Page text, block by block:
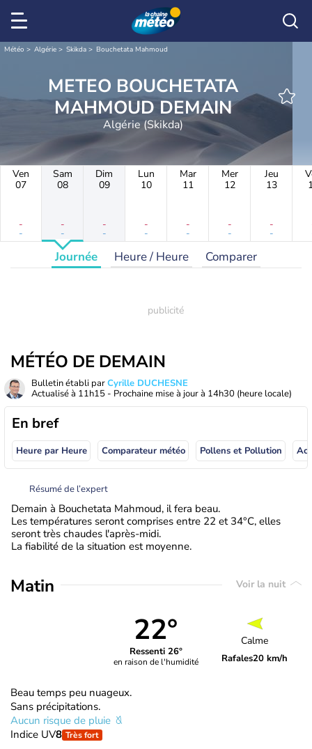
Météo Algérie Skikda Bouchetata Mahmoud
METEO BOUCHETATA
MAHMOUD DEMAIN
Algérie (Skikda)
Ven
07
-
-
Sam
08
-
-
Dim
09
-
-
Lun
10
-
-
Mar
11
-
-
Mer
12
-
-
Jeu
13
-
-
Journée Heure / Heure Comparer
MÉTÉO DE DEMAIN
Bulletin établi parCyrille DUCHESNE
Actualisé à 11h15 - Prochaine mise à jour à 14h30 (heure locale)
En bref
Heure par Heure Comparateur météo Pollens et Pollution
Résumé de l’expert
Demain à Bouchetata Mahmoud, il fera beau.
Les températures seront comprises entre 22 et 34°C, elles
seront très chaudes l'après-midi.
La fiabilité de la situation est moyenne.
Matin Voir la nuit
22°
Ressenti 26°
en raison de l'humidité
Calme
Rafales20 km/h
Beau temps peu nuageux.
Sans précipitations.
Aucun risque de pluie
Indice UV8 Très fort